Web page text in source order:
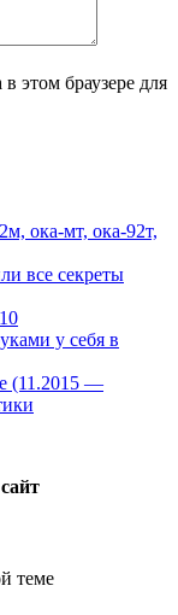
этом браузере для
ока-мт, ока-92т,
все секреты
у себя в
(11.2015 —
теме